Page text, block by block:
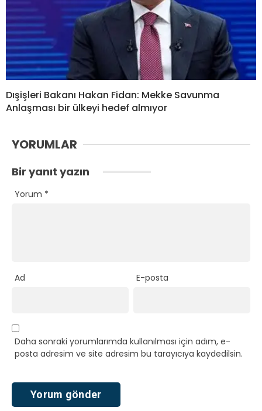
Dışişleri Bakanı Hakan Fidan: Mekke Savunma
Anlaşması bir ülkeyi hedef almıyor
YORUMLAR
Bir yanıt yazın
Yorum *
Ad E-posta
Daha sonraki yorumlarımda kullanılması için adım, e-
posta adresim ve site adresim bu tarayıcıya kaydedilsin.